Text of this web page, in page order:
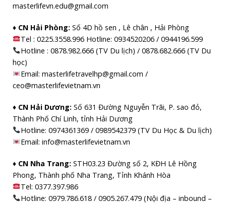
masterlifevn.edu@gmail.com
♦ CN Hải Phòng: Số 4D hồ sen , Lê chân , Hải Phòng
Tel : 0225.3558.996 Hotline: 0934520206 / 0944196.599
Hotline : 0878.982.666 (TV Du lịch) / 0878.682.666 (TV Du
học)
Email: masterlifetravelhp@gmail.com /
ceo@masterlifevietnam.vn
♦ CN Hải Dương: Số 631 Đường Nguyễn Trãi, P. sao đỏ,
Thành Phố Chí Linh, tỉnh Hải Dương
Hotline: 0974361369 / 0989542379 (TV Du Học & Du lịch)
Email: info@masterlifevietnam.vn
♦ CN Nha Trang: STH03.23 Đường số 2, KĐH Lê Hồng
Phong, Thành phố Nha Trang, Tỉnh Khánh Hòa
Tel: 0377.397.986
Hotline: 0979.786.618 / 0905.267.479 (Nội địa – inbound –